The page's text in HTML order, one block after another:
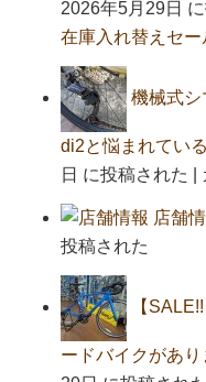
2026年5月29日
在庫入れ替えセー
機械式シ
di2と悩まれてい
日 に投稿された
店舗
投稿された
【
ードバイクがあ